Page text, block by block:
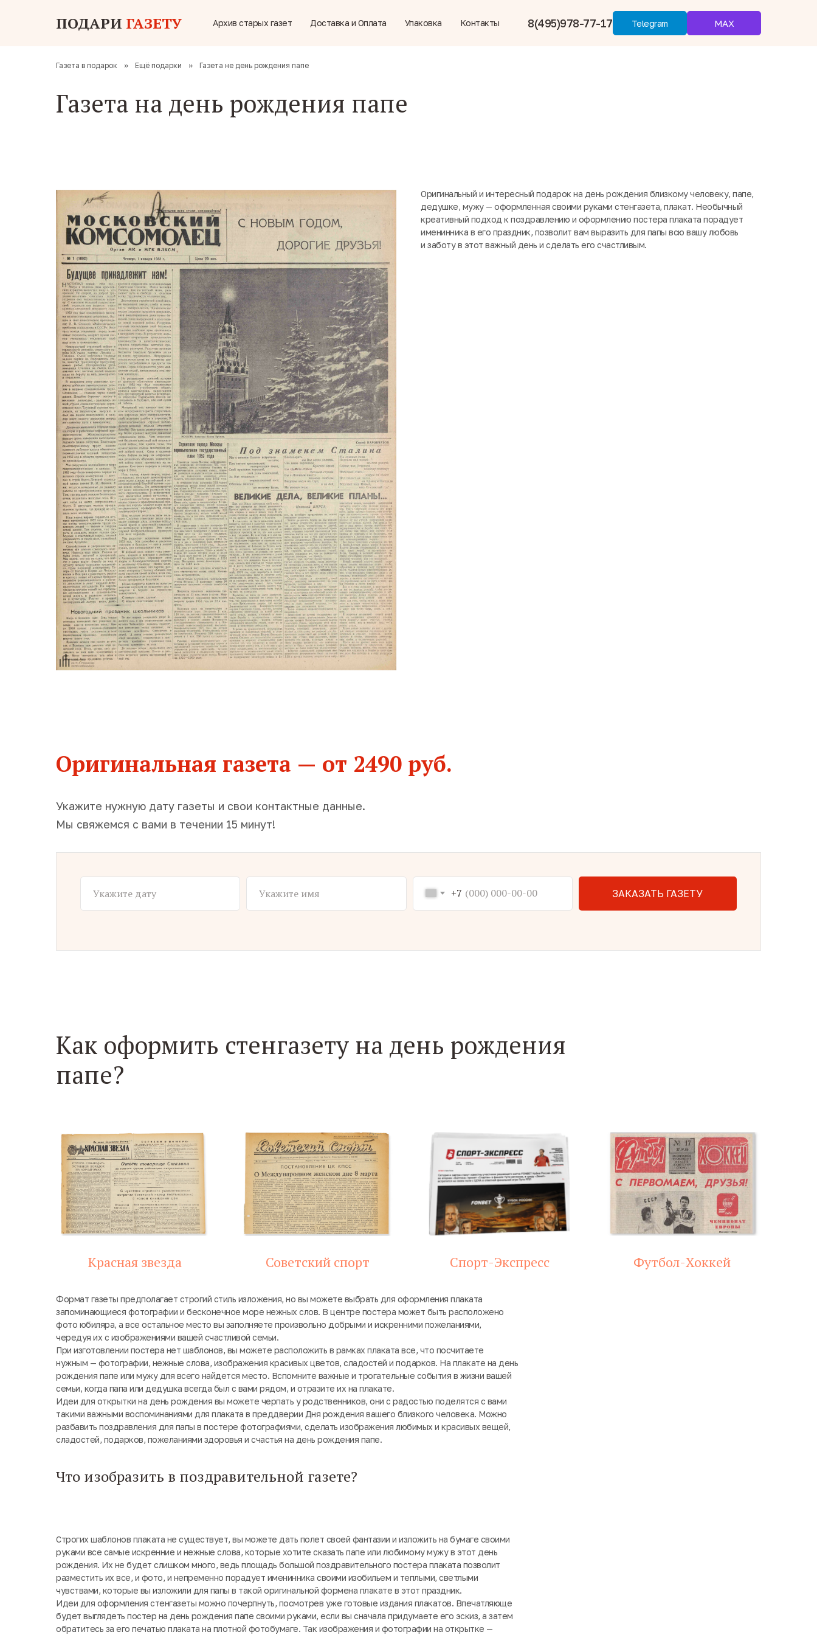
ПОДАРИ ГАЗЕТУ Архив старых газет Доставка и Оплата Упаковка Контакты 8(495)978-77-17 Telegram MAX
Газета в подарок » Ещё подарки » Газета не день рождения папе
Газета на день рождения папе
Оригинальный и интересный подарок на день рождения близкому человеку, папе,
дедушке, мужу — оформленная своими руками стенгазета, плакат. Необычный
креативный подход к поздравлению и оформлению постера плаката порадует
именинника в его праздник, позволит вам выразить для папы всю вашу любовь
и заботу в этот важный день и сделать его счастливым.
Оригинальная газета — от 2490 руб.
Укажите нужную дату газеты и свои контактные данные.
Мы свяжемся с вами в течении 15 минут!
+7 ЗАКАЗАТЬ ГАЗЕТУ
Как оформить стенгазету на день рождения
папе?
Красная звезда Советский спорт Спорт-Экспресс Футбол-Хоккей
Формат газеты предполагает строгий стиль изложения, но вы можете выбрать для оформления плаката
запоминающиеся фотографии и бесконечное море нежных слов. В центре постера может быть расположено
фото юбиляра, а все остальное место вы заполняете произвольно добрыми и искренними пожеланиями,
чередуя их с изображениями вашей счастливой семьи.
При изготовлении постера нет шаблонов, вы можете расположить в рамках плаката все, что посчитаете
нужным — фотографии, нежные слова, изображения красивых цветов, сладостей и подарков. На плакате на день
рождения папе или мужу для всего найдется место. Вспомните важные и трогательные события в жизни вашей
семьи, когда папа или дедушка всегда был с вами рядом, и отразите их на плакате.
Идеи для открытки на день рождения вы можете черпать у родственников, они с радостью поделятся с вами
такими важными воспоминаниями для плаката в преддверии Дня рождения вашего близкого человека. Можно
разбавить поздравления для папы в постере фотографиями, сделать изображения любимых и красивых вещей,
сладостей, подарков, пожеланиями здоровья и счастья на день рождения папе.
Что изобразить в поздравительной газете?
Строгих шаблонов плаката не существует, вы можете дать полет своей фантазии и изложить на бумаге своими
руками все самые искренние и нежные слова, которые хотите сказать папе или любимому мужу в этот день
рождения. Их не будет слишком много, ведь площадь большой поздравительного постера плаката позволит
разместить их все, и фото, и непременно порадует именинника своими изобильем и теплыми, светлыми
чувствами, которые вы изложили для папы в такой оригинальной формена плакате в этот праздник.
Идеи для оформления стенгазеты можно почерпнуть, посмотрев уже готовые издания плакатов. Впечатляюще
будет выглядеть постер на день рождения папе своими руками, если вы сначала придумаете его эскиз, а затем
обратитесь за его печатью плаката на плотной фотобумаге. Так изображения и фотографии на открытке —